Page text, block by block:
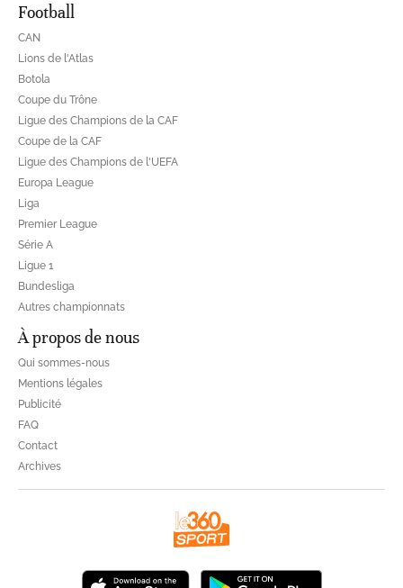
Football
CAN
Lions de l'Atlas
Botola
Coupe du Trône
Ligue des Champions de la CAF
Coupe de la CAF
Ligue des Champions de l'UEFA
Europa League
Liga
Premier League
Série A
Ligue 1
Bundesliga
Autres championnats
À propos de nous
Qui sommes-nous
Mentions légales
Publicité
FAQ
Contact
Archives